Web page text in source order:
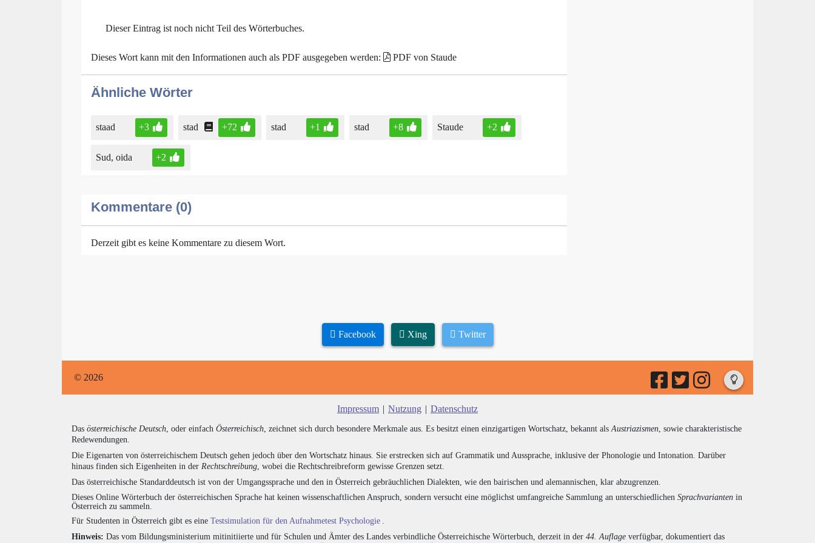
Dieser Eintrag ist noch nicht Teil des Wörterbuches.
Dieses Wort kann mit den Informationen auch als PDF ausgegeben werden: PDF von Staude
Ähnliche Wörter
staad +3 stad +72 stad +1 stad +8 Staude +2
Sud, oida +2
Kommentare (0)
Derzeit gibt es keine Kommentare zu diesem Wort.
Facebook Xing Twitter
© 2026
Impressum | Nutzung | Datenschutz
Das österreichische Deutsch , oder einfach Österreichisch , zeichnet sich durch besondere Merkmale aus. Es besitzt einen einzigartigen Wortschatz, bekannt als Austriazismen , sowie charakteristische
Redewendungen.
Die Eigenarten von österreichischem Deutsch gehen jedoch über den Wortschatz hinaus. Sie erstrecken sich auf Grammatik und Aussprache, inklusive der Phonologie und Intonation. Darüber
hinaus finden sich Eigenheiten in der Rechtschreibung , wobei die Rechtschreibreform gewisse Grenzen setzt.
Das österreichische Standarddeutsch ist von der Umgangssprache und den in Österreich gebräuchlichen Dialekten, wie den bairischen und alemannischen, klar abzugrenzen.
Dieses Online Wörterbuch der österreichischen Sprache hat keinen wissenschaftlichen Anspruch, sondern versucht eine möglichst umfangreiche Sammlung an unterschiedlichen Sprachvarianten in
Österreich zu sammeln.
Für Studenten in Österreich gibt es eine Testsimulation für den Aufnahmetest Psychologie
Hinweis: Das vom Bildungsministerium mitinitiierte und für Schulen und Ämter des Landes verbindliche Österreichische Wörterbuch, derzeit in der 44. Auflage verfügbar, dokumentiert das